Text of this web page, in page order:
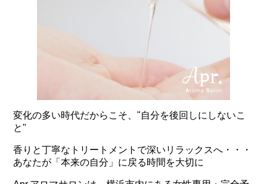
変化の多い時代だからこそ、"自分を後回しにしないこ
と"
香りと丁寧なトリートメントで深いリラックスへ・・・
あなたが「本来の自分」に戻る時間を大切に